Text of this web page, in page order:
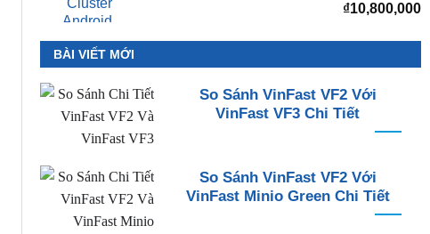
₫10,800,000
BÀI VIẾT MỚI
So Sánh VinFast VF2 Với
VinFast VF3 Chi Tiết
So Sánh VinFast VF2 Với
VinFast Minio Green Chi Tiết